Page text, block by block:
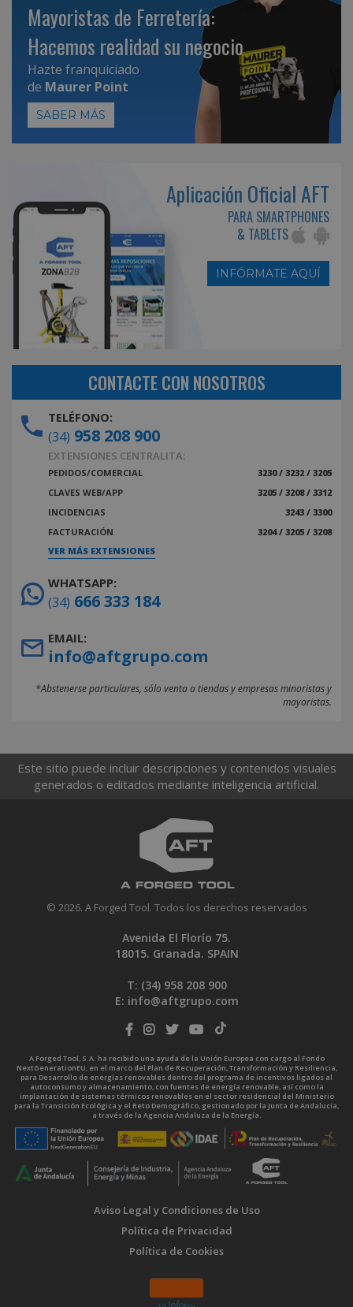
Mayoristas de Ferretería:
Hacemos realidad su negocio
Hazte franquiciado
de Maurer Point
SABER MÁS
Aplicación Oficial AFT
PARA SMARTPHONES
& TABLETS
INFÓRMATE AQUÍ
CONTACTE CON NOSOTROS
TELÉFONO:
(34) 958 208 900
EXTENSIONES CENTRALITA:
PEDIDOS/COMERCIAL
3230 / 3232 / 3205
CLAVES WEB/APP
3205 / 3208 / 3312
INCIDENCIAS
3243 / 3300
FACTURACIÓN
3204 / 3205 / 3208
VER MÁS EXTENSIONES
WHATSAPP:
(34) 666 333 184
EMAIL:
info@aftgrupo.com
*Abstenerse particulares, sólo venta a tiendas y empresas minoristas y
mayoristas.
Este sitio puede incluir descripciones y contenidos visuales
generados o editados mediante inteligencia artificial.
© 2026. A Forged Tool. Todos los derechos reservados
Avenida El Florío 75.
18015. Granada. SPAIN
T: (34) 958 208 900
E: info@aftgrupo.com
A Forged Tool, S.A. ha recibido una ayuda de la Unión Europea con cargo al Fondo
NextGenerationEU, en el marco del Plan de Recuperación, Transformación y Resiliencia,
para Desarrollo de energías renovables dentro del programa de incentivos ligados al
autoconsumo y almacenamiento, con fuentes de energía renovable, así como la
implantación de sistemas térmicos renovables en el sector residencial del Ministerio
para la Transición Ecológica y el Reto Demográfico, gestionado por la Junta de Andalucía,
a través de la Agencia Andaluza de la Energía.
Aviso Legal y Condiciones de Uso
Política de Privacidad
Política de Cookies